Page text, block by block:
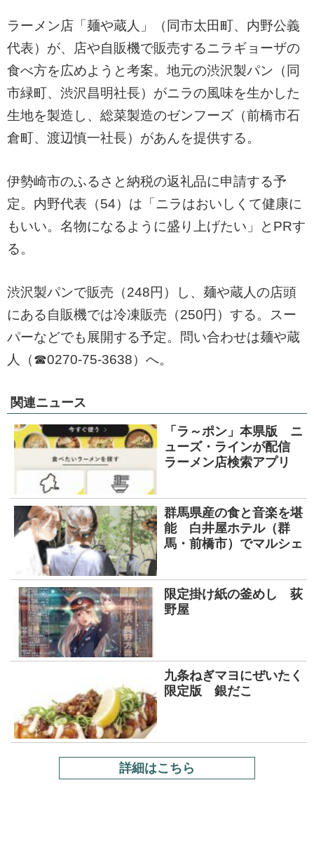
ラーメン店「麺や蔵人」（同市太田町、内野公義
代表）が、店や自販機で販売するニラギョーザの
食べ方を広めようと考案。地元の渋沢製パン（同
市緑町、渋沢昌明社長）がニラの風味を生かした
生地を製造し、総菜製造のゼンフーズ（前橋市石
倉町、渡辺慎一社長）があんを提供する。
伊勢崎市のふるさと納税の返礼品に申請する予
定。内野代表（54）は「ニラはおいしくて健康に
もいい。名物になるように盛り上げたい」とPRす
る。
渋沢製パンで販売（248円）し、麺や蔵人の店頭
にある自販機では冷凍販売（250円）する。スー
パーなどでも展開する予定。問い合わせは麺や蔵
人（☎0270-75-3638）へ。
関連ニュース
「ラ～ポン」本県版 ニ
ューズ・ラインが配信
ラーメン店検索アプリ
群馬県産の食と音楽を堪
能 白井屋ホテル（群
馬・前橋市）でマルシェ
限定掛け紙の釜めし 荻
野屋
九条ねぎマヨにぜいたく
限定版 銀だこ
詳細はこちら